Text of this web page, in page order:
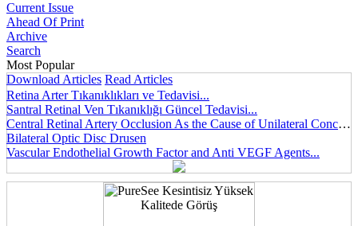
Current Issue
Ahead Of Print
Archive
Search
Most Popular
Download Articles Read Articles
Retina Arter Tıkanıklıkları ve Tedavisi...
Santral Retinal Ven Tıkanıklığı Güncel Tedavisi...
Central Retinal Artery Occlusion As the Cause of Unilateral Concentric Narrowing of Visual Field and Presence of Cilioretinal Artery...
Bilateral Optic Disc Drusen
Vascular Endothelial Growth Factor and Anti VEGF Agents...